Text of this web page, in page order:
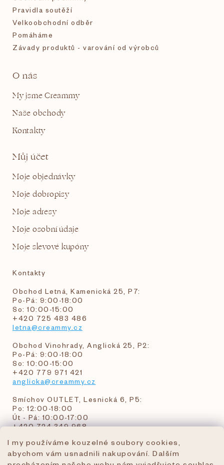
I my používáme kouzelné soubory cookies,
abychom vám usnadnili nakupování. Dalším
Pravidla soutěží
Velkoobchodní odběr
Pomáháme
Závady produktů - varování od výrobců
O nás
My jsme Creammy
Naše obchody
Kontakty
Můj účet
Moje objednávky
Moje dobropisy
Moje adresy
Moje osobní údaje
Moje slevové kupóny
Kontakty
Obchod Letná, Kamenická 25, P7:
Po-Pá: 9:00-18:00
So: 10:00-15:00
+420 725 483 486
letna@creammy.cz
Obchod Vinohrady, Anglická 25, P2:
Po-Pá: 9:00-18:00
So: 10:00-15:00
+420 779 971 421
anglicka@creammy.cz
Smíchov OUTLET, Lesnická 6, P5:
Po: 12:00-18:00
Út - Pá: 10:00-17:00
+420 724 349 968
objednavky@creammy.cz